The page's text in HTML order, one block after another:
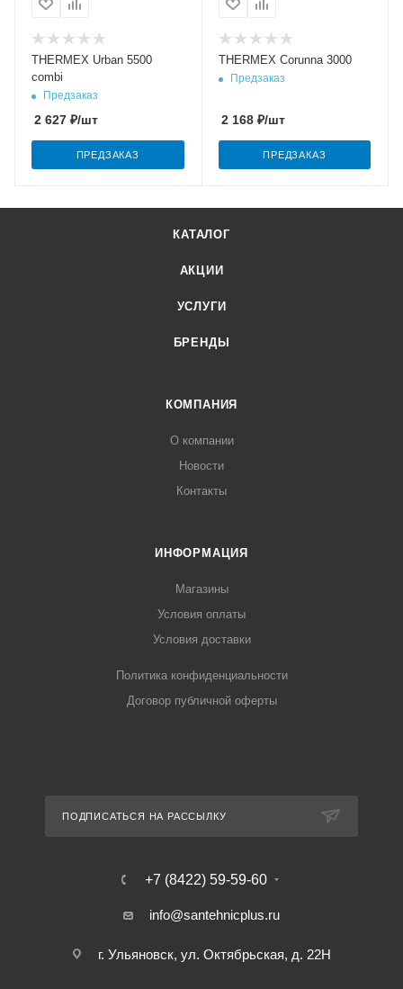
THERMEX Urban 5500
combi
Предзаказ
2 627 ₽/шт
ПРЕДЗАКАЗ
THERMEX Corunna 3000
Предзаказ
2 168₽/шт
ПРЕДЗАКАЗ
КАТАЛОГ
АКЦИИ
УСЛУГИ
БРЕНДЫ
КОМПАНИЯ
О компании
Новости
Контакты
ИНФОРМАЦИЯ
Магазины
Условия оплаты
Условия доставки
Политика конфиденциальности
Договор публичной оферты
ПОДПИСАТЬСЯ НА РАССЫЛКУ
+7 (8422) 59-59-60
info@santehnicplus.ru
г. Ульяновск, ул. Октябрьская, д. 22Н